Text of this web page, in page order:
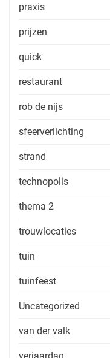
praxis
prijzen
quick
restaurant
rob de nijs
sfeerverlichting
strand
technopolis
thema 2
trouwlocaties
tuin
tuinfeest
Uncategorized
van der valk